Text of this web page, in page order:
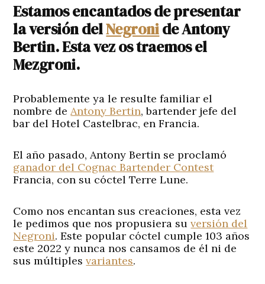
Estamos encantados de presentar
la versión delNegronide Antony
Bertin. Esta vez os traemos el
Mezgroni.
Probablemente ya le resulte familiar el
nombre de Antony Bertin, bartender jefe del
bar del Hotel Castelbrac, en Francia.
El año pasado, Antony Bertin se proclamó
ganador del Cognac Bartender Contest
Francia, con su cóctel Terre Lune.
Como nos encantan sus creaciones, esta vez
le pedimos que nos propusiera suversión del
Negroni. Este popular cóctel cumple 103 años
este 2022 y nunca nos cansamos de él ni de
sus múltiplesvariantes.